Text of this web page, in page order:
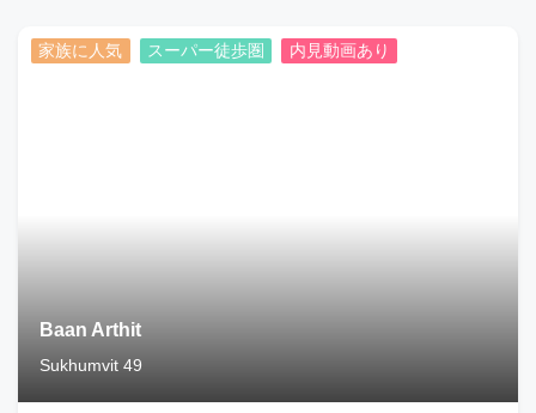
家族に人気 スーパー徒歩圏 内見動画あり
Baan Arthit
Sukhumvit 49